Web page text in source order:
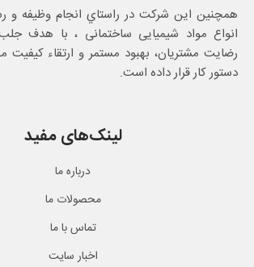
همچنین این شرکت در راستاي انجام وظيفه و
انواع مواد شیمیایی ساختمانی ، با هدف
رضایت مشتریان، بهبود مستمر و ارتقاء
دستور کار قرار داده است.
لینک‌های مفید
درباره ما
محصولات ما
تماس با ما
اخبار سایت